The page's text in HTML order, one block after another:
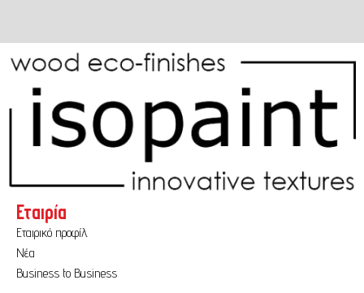
Εταιρία
Εταιρικό προφίλ
Νέα
Business to Business